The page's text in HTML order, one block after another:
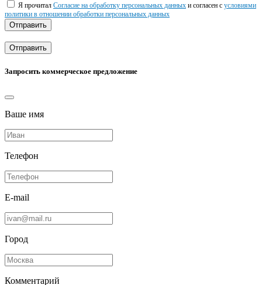
Я прочитал Согласие на обработку персональных данных и согласен с условиями
политики в отношении обработки персональных данных
Отправить
Отправить
Запросить коммерческое предложение
Ваше имя
Телефон
E-mail
Город
Комментарий